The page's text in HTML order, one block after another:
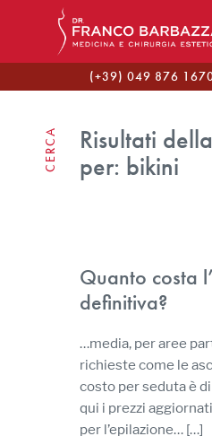
(+39) 049 876
CERCA
Risultati
per: bikini
Quanto costa
definitiva?
…media, per aree
richieste come le
costo per seduta è
qui i prezzi
per l’epilazione… […]